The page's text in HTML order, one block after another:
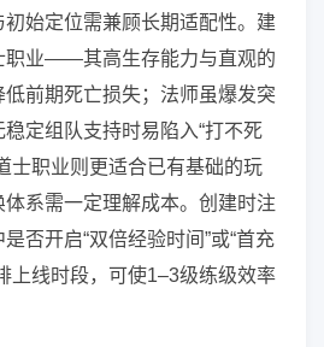
始定位需兼顾长期适配性。建
职业——其高生存能力与直观的
前期死亡损失；法师虽爆发突
定组队支持时易陷入“打不死
士职业则更适合已有基础的玩
系需一定理解成本。创建时注
否开启“双倍经验时间”或“首充
上线时段，可使1–3级练级效率